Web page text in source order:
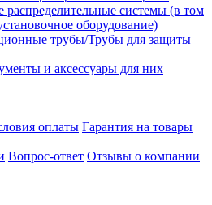
распределительные системы (в том
оборудование)
трубы/Трубы для защиты
и аксессуары для них
оплаты Гарантия на товары
Вопрос-ответ Отзывы о компании